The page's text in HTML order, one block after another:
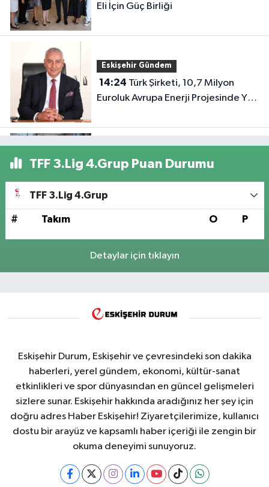
Eli İçin Güç Birliği
Eskişehir Gündem
14:24
Euroluk Avrupa Enerji Projesinde Yer
Eskişehir Gündem
TFF 3.Lig 4.Grup Puan Durumu
TFF 3.Lig 4.Grup
# Takım O P
Detaylar için tıklayın
Eskişehir Durum, Eskişehir ve çevresindeki son dakika
haberleri, yerel gündem, ekonomi, kültür-sanat
etkinlikleri ve spor dünyasından en güncel gelişmeleri
sizlere sunar. Eskişehir hakkında aradığınız her şey için
doğru adres Haber Eskişehir! Ziyaretçilerimize, kullanıcı
dostu bir arayüz ve kapsamlı haber içeriği ile zengin bir
okuma deneyimi sunuyoruz.